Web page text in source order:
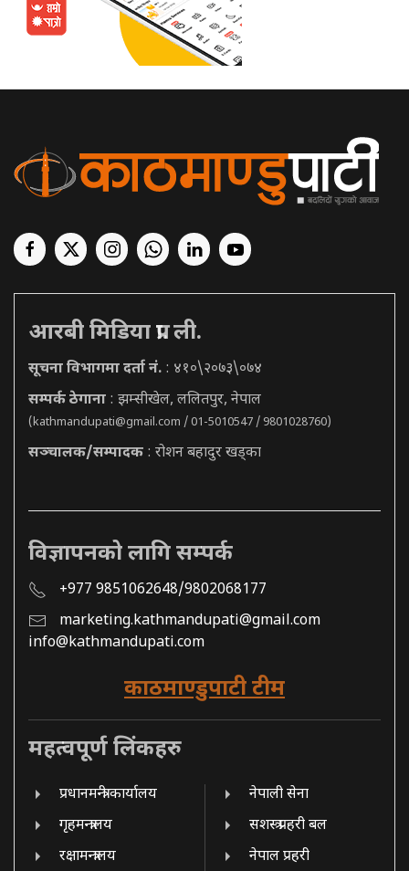
आरबी मिडिया प्रा. ली.
सूचना विभागमा दर्ता नं. : ४१०\२०७३\०७४
सम्पर्क ठेगाना : झम्सीखेल, ललितपुर, नेपाल
(kathmandupati@gmail.com / 01-5010547 / 9801028760)
सञ्चालक/सम्पादक : रोशन बहादुर खड्का
विज्ञापनको लागि सम्पर्क
+977 9851062648/9802068177
marketing.kathmandupati@gmail.com
info@kathmandupati.com
काठमाण्डुपाटी टीम
महत्वपूर्ण लिंकहरु
प्रधानमन्त्री कार्यालय
गृहमन्त्रालय
रक्षामन्त्रालय
नेपाली सेना
सशस्त्र प्रहरी बल
नेपाल प्रहरी